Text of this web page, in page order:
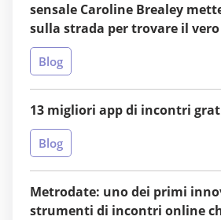
sensale Caroline Brealey
sulla strada per trovare il
Blog
13 migliori app di incontri
Blog
Metrodate: uno dei primi
strumenti di incontri online